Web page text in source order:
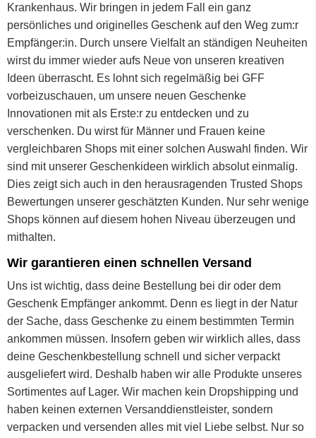
Krankenhaus. Wir bringen in jedem Fall ein ganz
persönliches und originelles Geschenk auf den Weg zum:r
Empfänger:in. Durch unsere Vielfalt an ständigen Neuheiten
wirst du immer wieder aufs Neue von unseren kreativen
Ideen überrascht. Es lohnt sich regelmäßig bei GFF
vorbeizuschauen, um unsere neuen Geschenke
Innovationen mit als Erste:r zu entdecken und zu
verschenken. Du wirst für Männer und Frauen keine
vergleichbaren Shops mit einer solchen Auswahl finden. Wir
sind mit unserer Geschenkideen wirklich absolut einmalig.
Dies zeigt sich auch in den herausragenden Trusted Shops
Bewertungen unserer geschätzten Kunden. Nur sehr wenige
Shops können auf diesem hohen Niveau überzeugen und
mithalten.
Wir garantieren einen schnellen Versand
Uns ist wichtig, dass deine Bestellung bei dir oder dem
Geschenk Empfänger ankommt. Denn es liegt in der Natur
der Sache, dass Geschenke zu einem bestimmten Termin
ankommen müssen. Insofern geben wir wirklich alles, dass
deine Geschenkbestellung schnell und sicher verpackt
ausgeliefert wird. Deshalb haben wir alle Produkte unseres
Sortimentes auf Lager. Wir machen kein Dropshipping und
haben keinen externen Versanddienstleister, sondern
verpacken und versenden alles mit viel Liebe selbst. Nur so